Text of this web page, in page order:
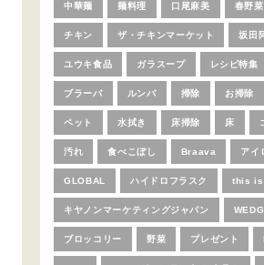
中華麺 麺料理 口尾麻美 春野菜
チキン ザ・チキンマーケット 坂田
ユウキ食品 ガラスープ レシピ特集
ブラーバ ルンバ 掃除 お掃除
ペット 水拭き 床掃除 床
汚れ 食べこぼし Braava アイ
GLOBAL ハイドロフラスク this
キヤノンマーケティングジャパン
ブロッコリー 野菜 プレゼント